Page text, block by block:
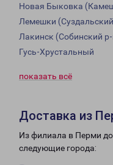
Новая Быковка
Лемешки
Лакинск (Собинский
Гусь-Хрустальный
показать всё
Доставка из
Из филиала в Перми
следующие города: